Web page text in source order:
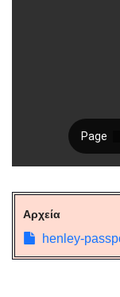
Αρχεία
henley-